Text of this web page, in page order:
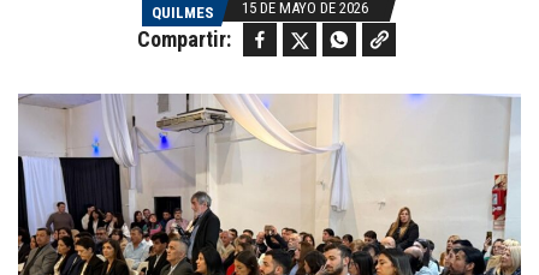
QUILMES 15 DE MAYO DE 2026
Compartir: Facebook Twitter WhatsApp Copy link